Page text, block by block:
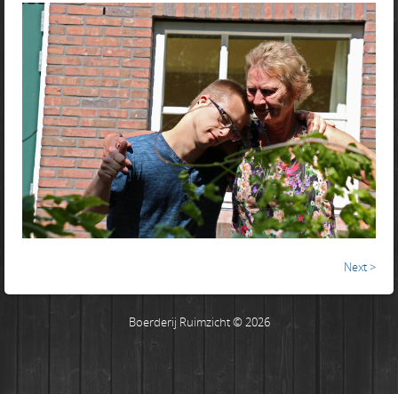
Next >
Boerderij Ruimzicht © 2026